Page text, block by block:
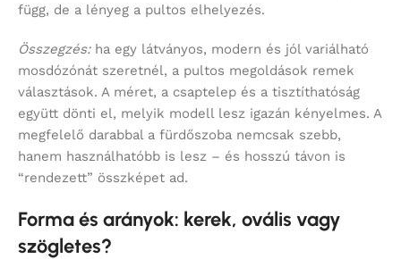
függ, de a lényeg a pultos elhelyezés.
Összegzés:ha egy látványos, modern és jól variálható
mosdózónát szeretnél, a pultos megoldások remek
választások. A méret, a csaptelep és a tisztíthatóság
együtt dönti el, melyik modell lesz igazán kényelmes. A
megfelelő darabbal a fürdőszoba nemcsak szebb,
hanem használhatóbb is lesz – és hosszú távon is
“rendezett” összképet ad.
Forma és arányok: kerek, ovális vagy
szögletes?